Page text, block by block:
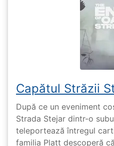
Capătul Străzii
După ce un eveniment
Strada Stejar dintr-o
teleportează întregul
familia Platt descoperă